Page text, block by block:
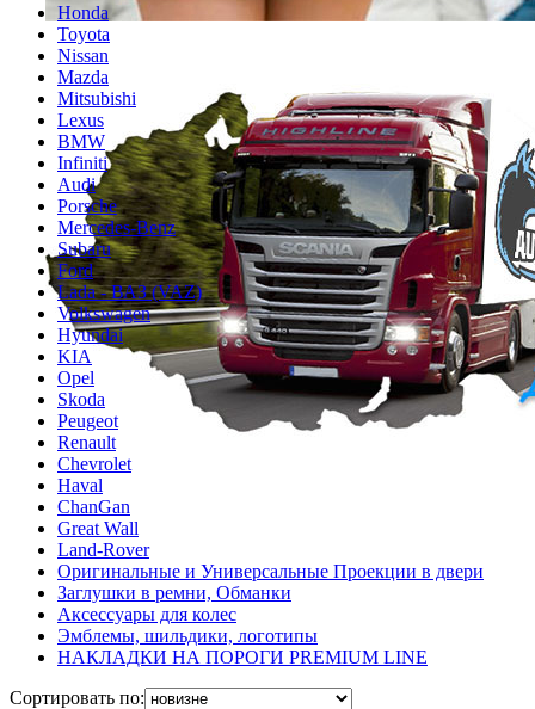
Honda
Toyota
Nissan
Mazda
Mitsubishi
Lexus
BMW
Infiniti
Audi
Porsche
Mercedes-Benz
Subaru
Ford
Lada - ВАЗ (VAZ)
Volkswagen
Hyundai
KIA
Opel
Skoda
Peugeot
Renault
Chevrolet
Haval
ChanGan
Great Wall
Land-Rover
Оригинальные и Универсальные Проекции в двери
Заглушки в ремни, Обманки
Аксессуары для колес
Эмблемы, шильдики, логотипы
НАКЛАДКИ НА ПОРОГИ PREMIUM LINE
Сортировать по: